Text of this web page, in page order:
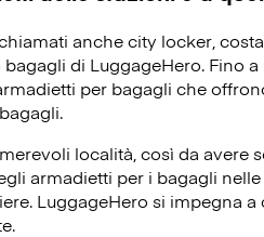
anche city locker,
di LuggageHero. Fino
per bagagli che
località, così da avere
armadietti per i bagagli
LuggageHero si impegna